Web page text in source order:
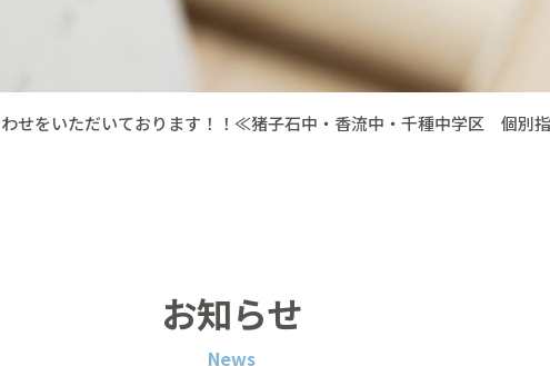
せをいただいております！！≪猪子石中・香流中・千種中学区 個
お知らせ
News